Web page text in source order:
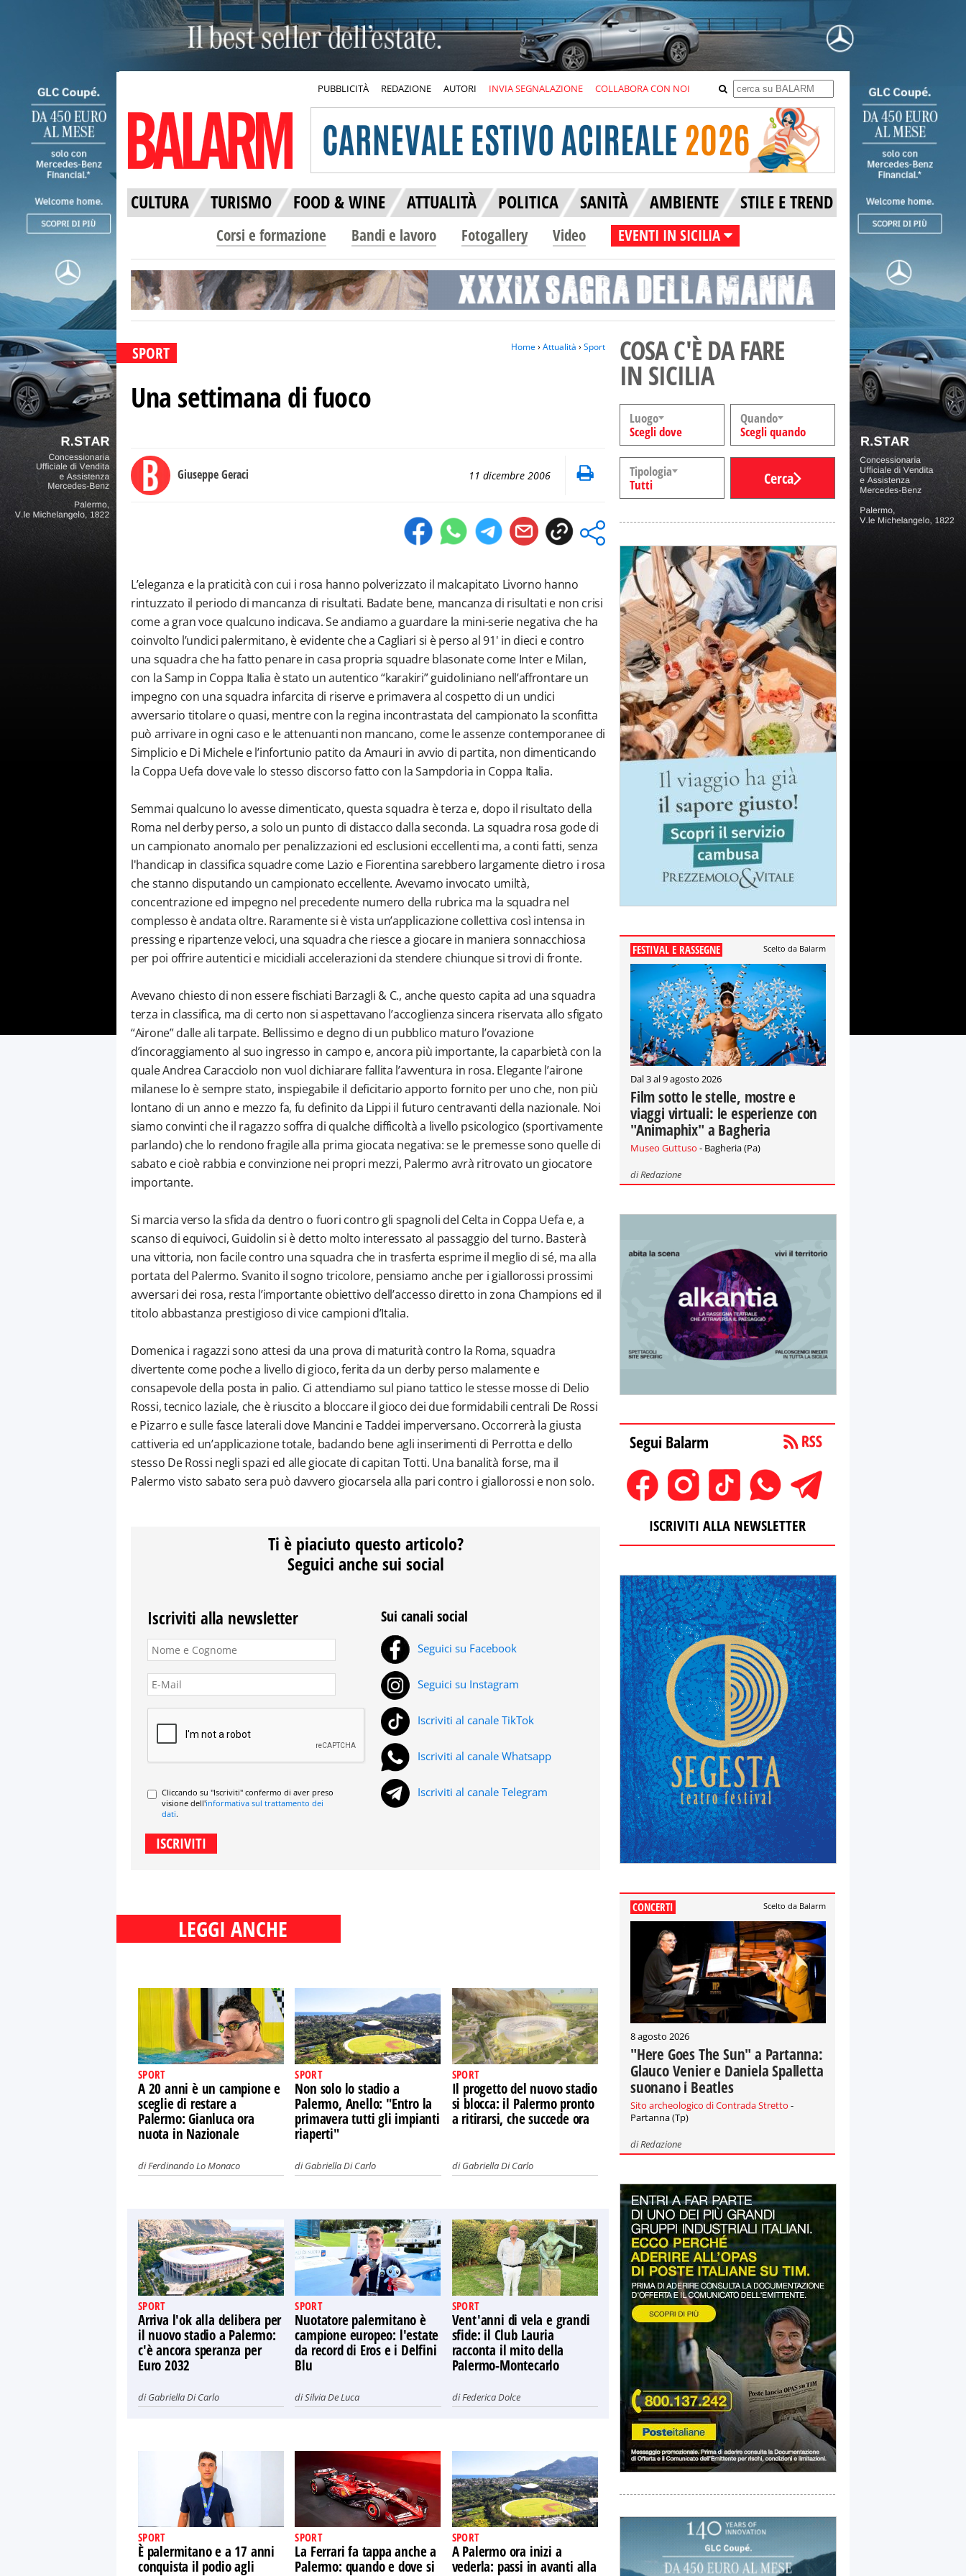
PUBBLICITÀ REDAZIONE AUTORI INVIA SEGNALAZIONE COLLABORA CON NOI
CULTURA TURISMO FOOD & WINE ATTUALITÀ POLITICA SANITÀ AMBIENTE STILE E TREND
Corsi e formazione Bandi e lavoro Fotogallery Video EVENTI IN SICILIA
SPORT Home› Attualità › Sport
Una settimana di fuoco
Giuseppe Geraci 11 dicembre 2006
L’eleganza e la praticità con cui i rosa hanno polverizzato il malcapitato Livorno hanno
rintuzzato il periodo di mancanza di risultati. Badate bene, mancanza di risultati e non crisi
come a gran voce qualcuno indicava. Se andiamo a guardare la mini-serie negativa che ha
coinvolto l’undici palermitano, è evidente che a Cagliari si è perso al 91' in dieci e contro
una squadra che ha fatto penare in casa propria squadre blasonate come Inter e Milan,
con la Samp in Coppa Italia è stato un autentico “karakiri” guidoliniano nell’affrontare un
impegno con una squadra infarcita di riserve e primavera al cospetto di un undici
avversario titolare o quasi, mentre con la regina incontrastata del campionato la sconfitta
può arrivare in ogni caso e le attenuanti non mancano, come le assenze contemporanee di
Simplicio e Di Michele e l’infortunio patito da Amauri in avvio di partita, non dimenticando
la Coppa Uefa dove vale lo stesso discorso fatto con la Sampdoria in Coppa Italia.
Semmai qualcuno lo avesse dimenticato, questa squadra è terza e, dopo il risultato della
Roma nel derby perso, a solo un punto di distacco dalla seconda. La squadra rosa gode di
un campionato anomalo per penalizzazioni ed esclusioni eccellenti ma, a conti fatti, senza
l'handicap in classifica squadre come Lazio e Fiorentina sarebbero largamente dietro i rosa
che stanno disputando un campionato eccellente. Avevamo invocato umiltà,
concentrazione ed impegno nel precedente numero della rubrica ma la squadra nel
complesso è andata oltre. Raramente si è vista un’applicazione collettiva così intensa in
pressing e ripartenze veloci, una squadra che riesce a giocare in maniera sonnacchiosa
per poi offrire autentici e micidiali accelerazioni da stendere chiunque si trovi di fronte.
Avevano chiesto di non essere fischiati Barzagli & C., anche questo capita ad una squadra
terza in classifica, ma di certo non si aspettavano l’accoglienza sincera riservata allo sfigato
“Airone” dalle ali tarpate. Bellissimo e degno di un pubblico maturo l’ovazione
d’incoraggiamento al suo ingresso in campo e, ancora più importante, la caparbietà con la
quale Andrea Caracciolo non vuol dichiarare fallita l’avventura in rosa. Elegante l’airone
milanese lo è sempre stato, inspiegabile il deficitario apporto fornito per uno che, non più
lontano di un anno e mezzo fa, fu definito da Lippi il futuro centravanti della nazionale. Noi
siamo convinti che il ragazzo soffra di qualche difficoltà a livello psicologico (sportivamente
parlando) che lo rendono fragile alla prima giocata negativa: se le premesse sono quelle di
sabato e cioè rabbia e convinzione nei propri mezzi, Palermo avrà ritrovato un giocatore
importante.
Si marcia verso la sfida da dentro o fuori contro gli spagnoli del Celta in Coppa Uefa e, a
scanso di equivoci, Guidolin si è detto molto interessato al passaggio del turno. Basterà
una vittoria, non facile contro una squadra che in trasferta esprime il meglio di sé, ma alla
portata del Palermo. Svanito il sogno tricolore, pensiamo anche per i giallorossi prossimi
avversari dei rosa, resta l’importante obiettivo dell’accesso diretto in zona Champions ed il
titolo abbastanza prestigioso di vice campioni d’Italia.
Domenica i ragazzi sono attesi da una prova di maturità contro la Roma, squadra
divertente come poche a livello di gioco, ferita da un derby perso malamente e
consapevole della posta in palio. Ci attendiamo sul piano tattico le stesse mosse di Delio
Rossi, tecnico laziale, che è riuscito a bloccare il gioco dei due formidabili centrali De Rossi
e Pizarro e sulle fasce laterali dove Mancini e Taddei imperversano. Occorrerà la giusta
cattiveria ed un’applicazione totale, badando bene agli inserimenti di Perrotta e dello
stesso De Rossi negli spazi ed alle giocate di capitan Totti. Una banalità forse, ma il
Palermo visto sabato sera può davvero giocarsela alla pari contro i giallorossi e non solo.
Ti è piaciuto questo articolo?
Seguici anche sui social
Iscriviti alla newsletter
Cliccando su "Iscriviti" confermo di aver preso
visione dell'informativa sul trattamento dei
dati.
Sui canali social
Seguici su Facebook
Seguici su Instagram
Iscriviti al canale TikTok
Iscriviti al canale Whatsapp
Iscriviti al canale Telegram
LEGGI ANCHE
SPORT
A 20 anni è un campione e
sceglie di restare a
Palermo: Gianluca ora
nuota in Nazionale
diFerdinando Lo Monaco
SPORT
Non solo lo stadio a
Palermo, Anello: "Entro la
primavera tutti gli impianti
riaperti"
diGabriella Di Carlo
SPORT
Il progetto del nuovo stadio
si blocca: il Palermo pronto
a ritirarsi, che succede ora
diGabriella Di Carlo
SPORT
Arriva l'ok alla delibera per
il nuovo stadio a Palermo:
c'è ancora speranza per
Euro 2032
diGabriella Di Carlo
SPORT
Nuotatore palermitano è
campione europeo: l'estate
da record di Eros e i Delfini
Blu
diSilvia De Luca
SPORT
Vent'anni di vela e grandi
sfide: il Club Lauria
racconta il mito della
Palermo-Montecarlo
diFederica Dolce
SPORT
È palermitano e a 17 anni
conquista il podio agli
SPORT
La Ferrari fa tappa anche a
Palermo: quando e dove si
SPORT
A Palermo ora inizi a
vederla: passi in avanti alla
COSA C'È DA FARE
IN SICILIA
Luogo
Scegli dove
Quando
Scegli quando
Tipologia
Tutti
Cerca
FESTIVAL E RASSEGNE Scelto da Balarm
Dal 3 al 9 agosto 2026
Film sotto le stelle, mostre e
viaggi virtuali: le esperienze con
"Animaphix" a Bagheria
Museo Guttuso - Bagheria (Pa)
diRedazione
Segui Balarm
ISCRIVITI ALLA NEWSLETTER
CONCERTI Scelto da Balarm
8 agosto 2026
"Here Goes The Sun" a Partanna:
Glauco Venier e Daniela Spalletta
suonano i Beatles
Sito archeologico di Contrada Stretto -
Partanna (Tp)
diRedazione